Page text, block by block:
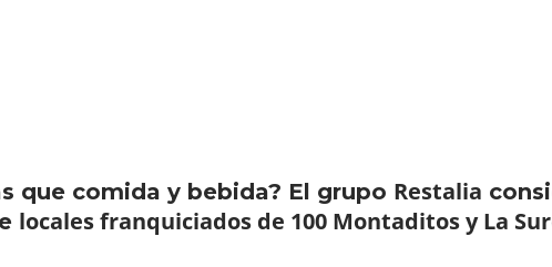
que comida y bebida? El grupo Restalia
locales franquiciados de 100 Montaditos y La